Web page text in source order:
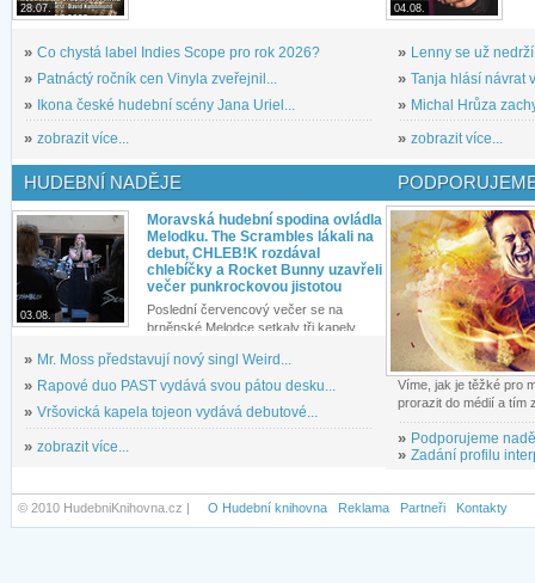
28.07.
» Co chystá label Indies Scope pro rok 2026?
» Patnáctý ročník cen Vinyla zveřejnil...
»
Ikona české hudební scény Jana Uriel...
» zobrazit více...
04.08.
» Lenny se už
» Tanja hlásí návrat
» Michal Hrůza
» zobrazit více...
HUDEBNÍ NADĚJE
03.08.
Moravská hudební spodina ovládla
Melodku. The Scrambles lákali na
debut, CHLEB!K rozdával
chlebíčky a Rocket Bunny uzavřeli
večer punkrockovou jistotou
Poslední červencový večer se na
brněnské Melodce setkaly tři kapely...
» Mr. Moss představují nový singl Weird...
» Rapové duo PAST vydává svou pátou desku...
» Vršovická kapela tojeon vydává debutové...
» zobrazit více...
Víme, jak je těžké pro
prorazit do médií a tím
» Podporujeme
» Zadání profilu
© 2010 HudebniKnihovna.cz | O Hudební knihovna Reklama Partneři Kontakty